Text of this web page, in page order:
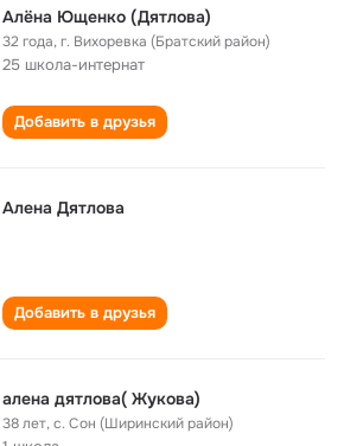
Алёна Ющенко (Дятлова)
32 года,г. Вихоревка (Братский район)
25 школа-интернат
Добавить в друзья
Алена Дятлова
Добавить в друзья
алена дятлова( Жукова)
38 лет,с. Сон (Ширинский район)